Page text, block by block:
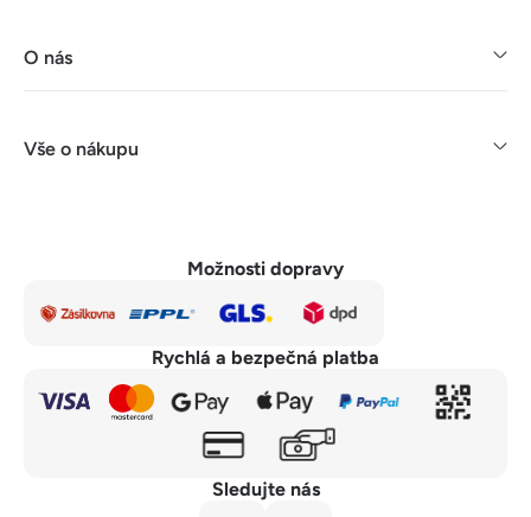
O nás
Vše o nákupu
Možnosti dopravy
Rychlá a bezpečná platba
Sledujte nás